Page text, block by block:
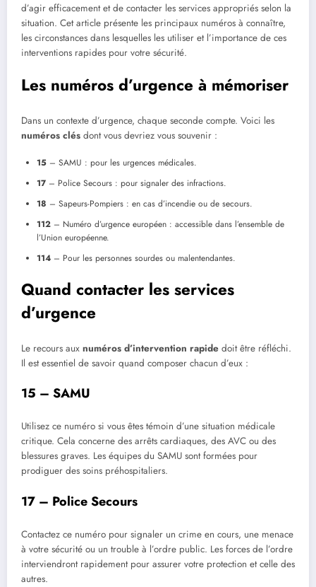
d’agir efficacement et de contacter les services appropriés selon la
situation. Cet article présente les principaux numéros à connaître,
les circonstances dans lesquelles les utiliser et l’importance de ces
interventions rapides pour votre sécurité.
Les numéros d’urgence à mémoriser
Dans un contexte d’urgence, chaque seconde compte. Voici les
numéros clés dont vous devriez vous souvenir :
15 – SAMU : pour les urgences médicales.
17 – Police Secours : pour signaler des infractions.
18 – Sapeurs-Pompiers : en cas d’incendie ou de secours.
112 – Numéro d’urgence européen : accessible dans l’ensemble de
l’Union européenne.
114 – Pour les personnes sourdes ou malentendantes.
Quand contacter les services
d’urgence
Le recours aux numéros d’intervention rapide doit être réfléchi.
Il est essentiel de savoir quand composer chacun d’eux :
15 – SAMU
Utilisez ce numéro si vous êtes témoin d’une situation médicale
critique. Cela concerne des arrêts cardiaques, des AVC ou des
blessures graves. Les équipes du SAMU sont formées pour
prodiguer des soins préhospitaliers.
17 – Police Secours
Contactez ce numéro pour signaler un crime en cours, une menace
à votre sécurité ou un trouble à l’ordre public. Les forces de l’ordre
interviendront rapidement pour assurer votre protection et celle des
autres.